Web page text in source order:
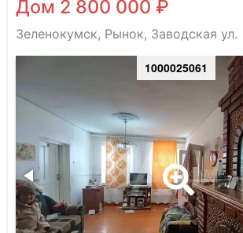
Дом 2 800 000 ₽
Зеленокумск, Рынок, Заводская ул.
1000025061